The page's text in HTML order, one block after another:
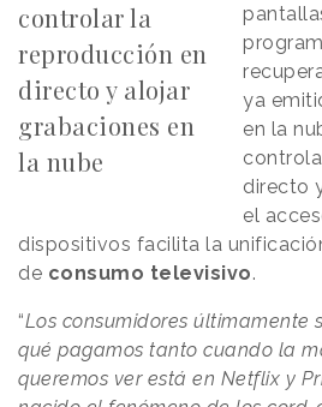
controlar la
reproducción en
directo y alojar
grabaciones en
la nube
ya
en la
directo
el
dispositivos facilita la
de consumo televisivo.
“Los consumidores últimamente
qué pagamos tanto cuando la
queremos ver está en Netflix y